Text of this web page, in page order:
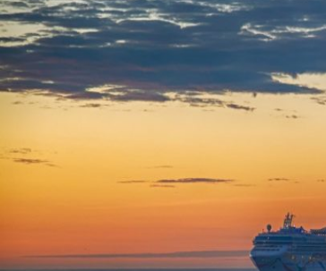
ス
キ
ッ
プ